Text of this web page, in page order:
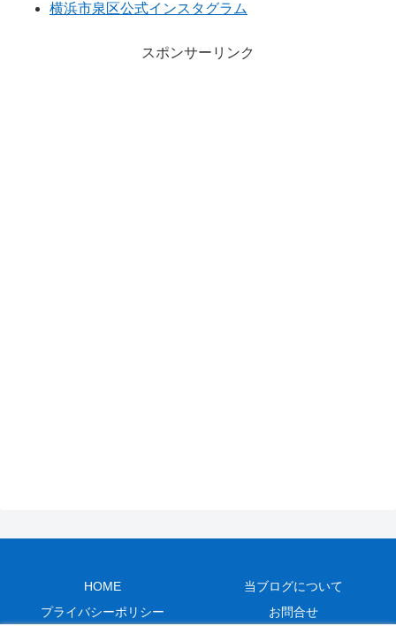
横浜市泉区公式インスタグラム
スポンサーリンク
HOME
当ブログについて
プライバシーポリシー
お問合せ